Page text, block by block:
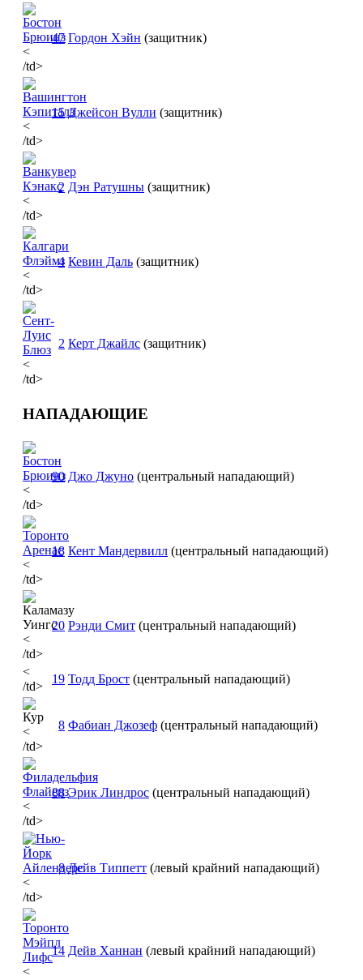
<
/td>
47 Гордон Хэйн (защитник)
<
/td>
15 Джейсон Вулли (защитник)
<
/td>
2 Дэн Ратушны (защитник)
<
/td>
4 Кевин Даль (защитник)
<
/td>
2 Керт Джайлс (защитник)
НАПАДАЮЩИЕ
<
/td>
90 Джо Джуно (центральный нападающий)
<
/td>
18 Кент Мандервилл (центральный нападающий)
<
/td>
20 Рэнди Смит (центральный нападающий)
<
/td>
19 Тодд Брост (центральный нападающий)
<
/td>
8 Фабиан Джозеф (центральный нападающий)
<
/td>
88 Эрик Линдрос (центральный нападающий)
<
/td>
8 Дейв Типпетт (левый крайний нападающий)
<
14 Дейв Ханнан (левый крайний нападающий)